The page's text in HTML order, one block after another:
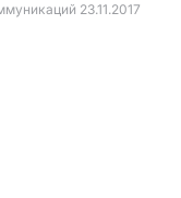
23.11.2017